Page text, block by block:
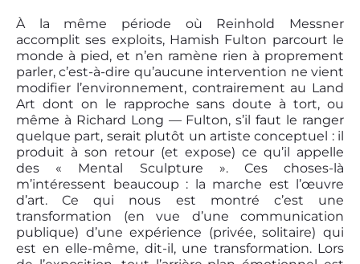
À la même période où Reinhold Messner
accomplit ses exploits, Hamish Fulton parcourt le
monde à pied, et n’en ramène rien à proprement
parler, c’est-à-dire qu’aucune intervention ne vient
modifier l’environnement, contrairement au Land
Art dont on le rapproche sans doute à tort, ou
même à Richard Long — Fulton, s’il faut le ranger
quelque part, serait plutôt un artiste conceptuel : il
produit à son retour (et expose) ce qu’il appelle
des « Mental Sculpture ». Ces choses-là
m’intéressent beaucoup : la marche est l’œuvre
d’art. Ce qui nous est montré c’est une
transformation (en vue d’une communication
publique) d’une expérience (privée, solitaire) qui
est en elle-même, dit-il, une transformation. Lors